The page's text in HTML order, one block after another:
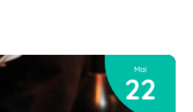
Mai
22